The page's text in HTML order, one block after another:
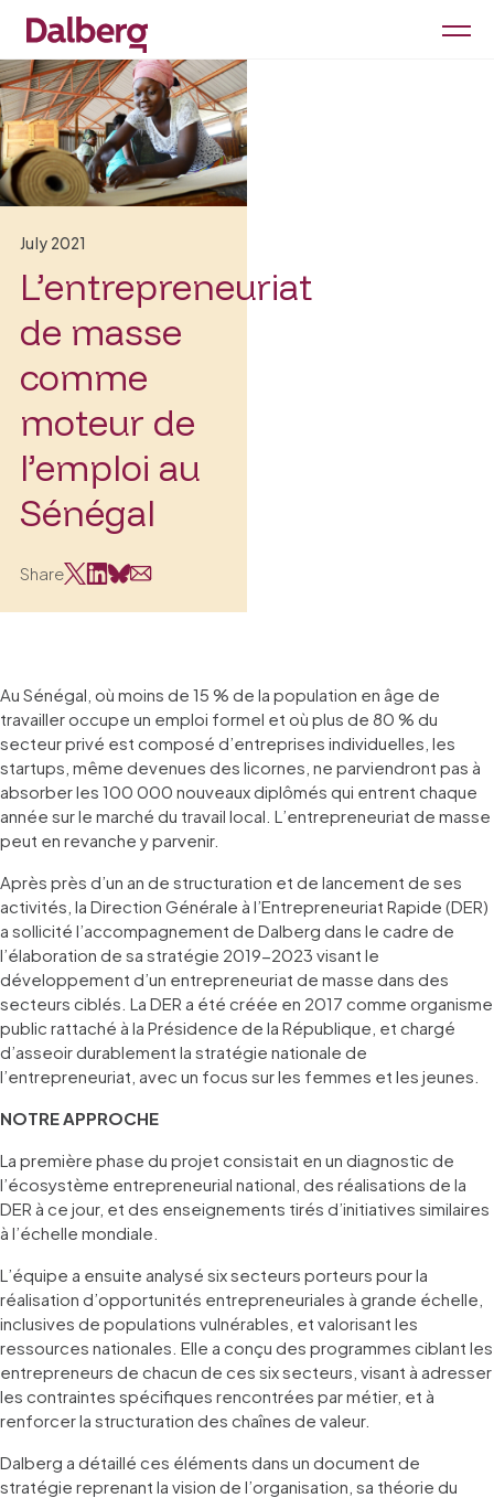
July 2021
L’entrepreneuriat
de masse
comme
moteur de
l’emploi au
Sénégal
Share
Au Sénégal, où moins de 15 % de la population en âge de
travailler occupe un emploi formel et où plus de 80 % du
secteur privé est composé d’entreprises individuelles, les
startups, même devenues des licornes, ne parviendront pas à
absorber les 100 000 nouveaux diplômés qui entrent chaque
année sur le marché du travail local. L’entrepreneuriat de masse
peut en revanche y parvenir.
Après près d’un an de structuration et de lancement de ses
activités, la Direction Générale à l’Entrepreneuriat Rapide (DER)
a sollicité l’accompagnement de Dalberg dans le cadre de
l’élaboration de sa stratégie 2019-2023 visant le
développement d’un entrepreneuriat de masse dans des
secteurs ciblés. La DER a été créée en 2017 comme organisme
public rattaché à la Présidence de la République, et chargé
d’asseoir durablement la stratégie nationale de
l’entrepreneuriat, avec un focus sur les femmes et les jeunes.
NOTRE APPROCHE
La première phase du projet consistait en un diagnostic de
l’écosystème entrepreneurial national, des réalisations de la
DER à ce jour, et des enseignements tirés d’initiatives similaires
à l’échelle mondiale.
L’équipe a ensuite analysé six secteurs porteurs pour la
réalisation d’opportunités entrepreneuriales à grande échelle,
inclusives de populations vulnérables, et valorisant les
ressources nationales. Elle a conçu des programmes ciblant les
entrepreneurs de chacun de ces six secteurs, visant à adresser
les contraintes spécifiques rencontrées par métier, et à
renforcer la structuration des chaînes de valeur.
Dalberg a détaillé ces éléments dans un document de
stratégie reprenant la vision de l’organisation, sa théorie du